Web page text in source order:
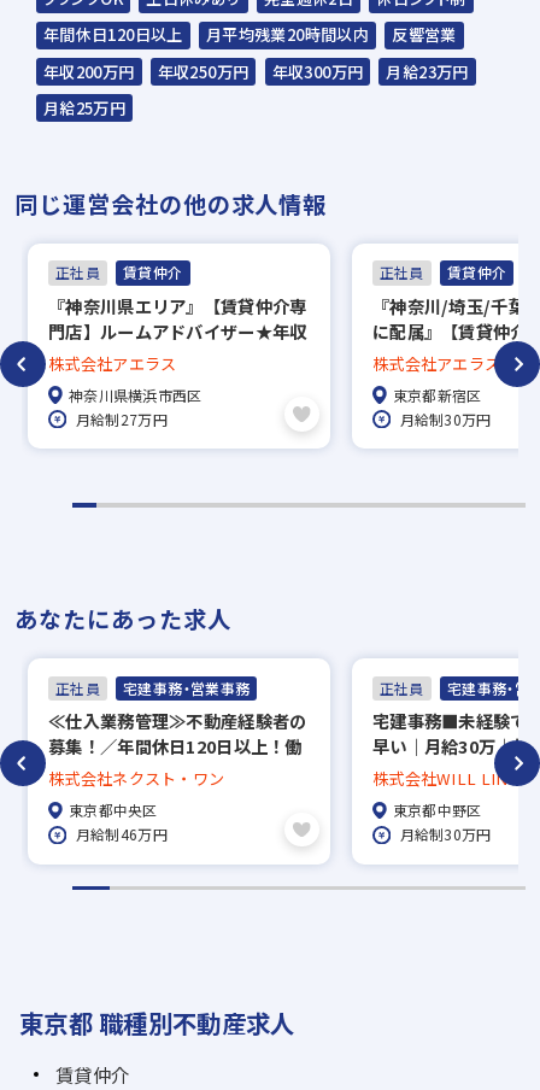
遠方や在職中の方もお気軽にご応募くださ
い。
✅2次面接は【採用担当者】との面接です！
できる限り多くの方とお話したいと考えてい
ますので、
ぜひ肩の力を抜いてご参加ください◎
✅【入社時期】も柔軟に対応！
即日入社はもちろん、来月以降の入社も可能
です。
「現職が落ち着いてから」「年明けから」な
※AI面接のご利用が難しい場合はご相談くだ
さい。
─────────────
■人間関係の良さが自慢！
─────────────
人柄重視で採用しているため、
人が良い社員が多く、社内の雰囲気良好◎
笑顔でイキイキと働ける環境が
い／
ご不明点などあれば、人事部（📞03-5957-
年間休日120日以上
月平均残業20時間以内
反響営業
年収200万円
年収250万円 年収300万円
月給23万円
月給25万円
同じ運営会社の他の求人情報
正社員 賃貸仲介
『神奈川県エリア』【賃貸仲介専
門店】ルームアドバイザー★年収
1000万円以上可能！賞与年2回＋
毎月インセンティブ＋手当充実★
残業月20h以下★5連休以上OK
株式会社アエラス
神奈川県横浜市西区
月給制27万円
正社員 賃貸仲介
『神奈川/埼玉/千葉
に配属』【賃貸仲介
ムアドバイザー（宅
持ちの方）★年収
可能！月給30万円以
回＋毎月インセンテ
株式会社アエラス
東京都新宿区
月給制30万円
あなたにあった求人
正社員 宅建事務・営業事務
≪仕⼊業務管理≫不動産経験者の
募集！／年間休日120日以上！働
きやすさ◎
株式会社ネクスト・ワン
東京都中央区
月給制46万円
正社員 宅建事務・営
宅建事務■未経験で
早い｜月給30万｜初
万｜残業ほぼ0｜年
｜出社時間選択可
株式会社WILL LINK
東京都中野区
月給制30万円
東京都 職種別不動産求人
賃貸仲介